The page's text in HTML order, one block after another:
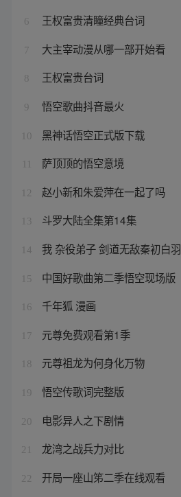
6 王权富贵清瞳经典台词
7 大主宰动漫从哪一部开始看
8 王权富贵台词
9 悟空歌曲抖音最火
10 黑神话悟空正式版下载
萨顶顶的悟空意境
12 赵小新和朱爱萍在一起了吗
13 斗罗大陆全集第14集
14 我 杂役弟子 剑道无敌秦初白羽
15 中国好歌曲第二季悟空现场版
16 千年狐 漫画
17 元尊免费观看第1季
18 元尊祖龙为何身化万物
19 悟空传歌词完整版
20 电影异人之下剧情
21 龙湾之战兵力对比
22 开局一座山笫二季在线观看